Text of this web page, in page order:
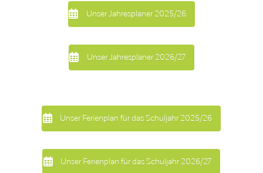
Unser Jahresplaner 2025/26
Unser Jahresplaner 2026/27
Unser Ferienplan für das Schuljahr 2025/26
Unser Ferienplan für das Schuljahr 2026/27